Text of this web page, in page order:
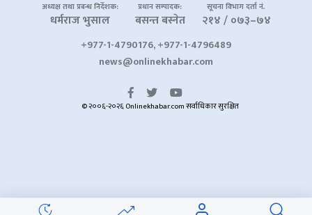
अध्यक्ष तथा प्रबन्ध निर्देशक:
धर्मराज भुसाल
प्रधान सम्पादक:
बसन्त बस्नेत
सूचना विभाग दर्ता नं.
२१४ / ०७३–७४
+977-1-4790176, +977-1-4796489
news@onlinekhabar.com
© २००६-२०२६ Onlinekhabar.com सर्वाधिकार सुरक्षित